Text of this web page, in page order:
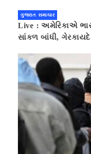
ગુજરાત સમાચાર
Live : અમેરિકાએ
સાંકળ બાંધી,